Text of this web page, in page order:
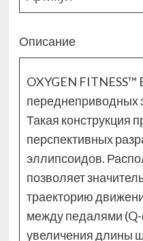
Описание
OXYGEN FITNESS™
переднеприводных
Такая конструкция
перспективных
эллипсоидов.
позволяет
траекторию
между педалями
увеличения длины